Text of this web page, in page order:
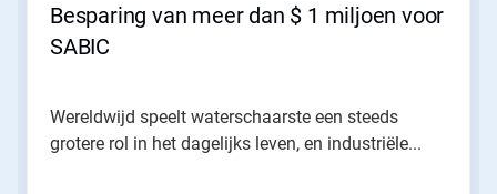
Besparing van meer dan $ 1 miljoen voor
SABIC
Wereldwijd speelt waterschaarste een steeds
grotere rol in het dagelijks leven, en industriële...